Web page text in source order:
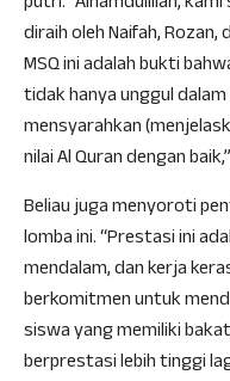
diraih oleh Naifah, Rozan,
MSQ ini adalah bukti
tidak hanya unggul
mensyarahkan
nilai Al Quran dengan
Beliau juga menyoroti
lomba ini. “Prestasi ini
mendalam, dan kerja
berkomitmen untuk
siswa yang memiliki
berprestasi lebih tinggi